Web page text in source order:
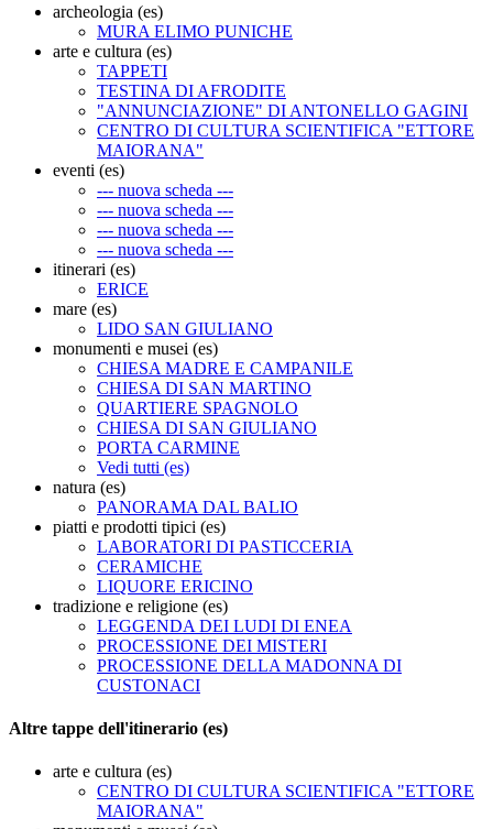
archeologia (es)
MURA ELIMO PUNICHE
arte e cultura (es)
TAPPETI
TESTINA DI AFRODITE
"ANNUNCIAZIONE" DI ANTONELLO GAGINI
CENTRO DI CULTURA SCIENTIFICA "ETTORE
MAIORANA"
eventi (es)
--- nuova scheda ---
--- nuova scheda ---
--- nuova scheda ---
--- nuova scheda ---
itinerari (es)
ERICE
mare (es)
LIDO SAN GIULIANO
monumenti e musei (es)
CHIESA MADRE E CAMPANILE
CHIESA DI SAN MARTINO
QUARTIERE SPAGNOLO
CHIESA DI SAN GIULIANO
PORTA CARMINE
Vedi tutti (es)
natura (es)
PANORAMA DAL BALIO
piatti e prodotti tipici (es)
LABORATORI DI PASTICCERIA
CERAMICHE
LIQUORE ERICINO
tradizione e religione (es)
LEGGENDA DEI LUDI DI ENEA
PROCESSIONE DEI MISTERI
PROCESSIONE DELLA MADONNA DI
CUSTONACI
Altre tappe dell'itinerario (es)
arte e cultura (es)
CENTRO DI CULTURA SCIENTIFICA "ETTORE
MAIORANA"